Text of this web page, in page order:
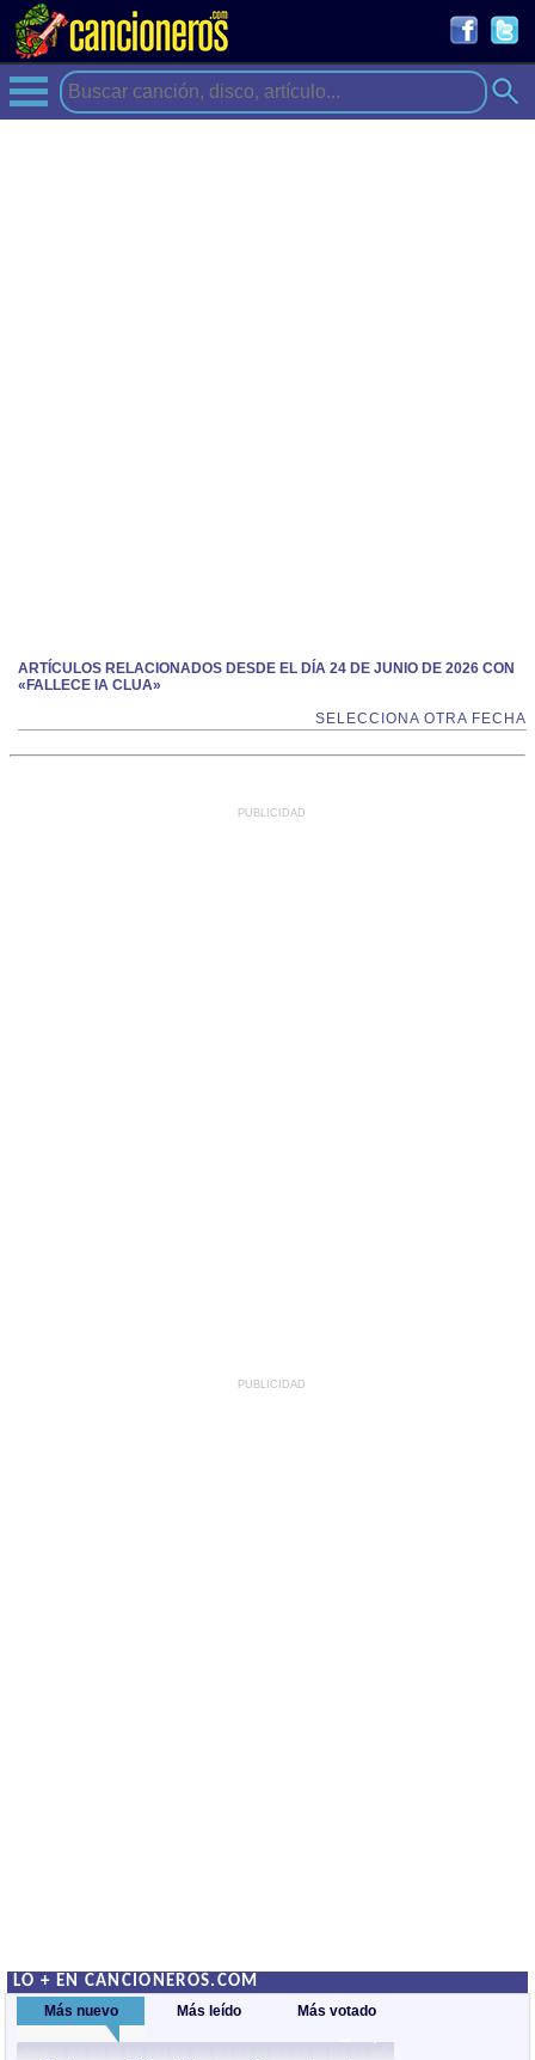
ARTÍCULOS RELACIONADOS DESDE EL DÍA 24 DE JUNIO DE 2026 CON
«FALLECE IA CLUA»
SELECCIONA OTRA FECHA
PUBLICIDAD
PUBLICIDAD
LO + EN CANCIONEROS.COM
Más nuevo Más leído Más votado